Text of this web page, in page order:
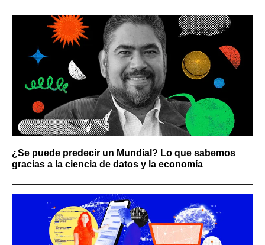
¿Se puede predecir un Mundial? Lo que sabemos
gracias a la ciencia de datos y la economía